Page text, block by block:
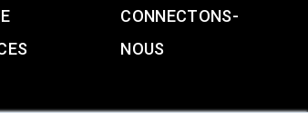
CONNECTONS-
NOUS